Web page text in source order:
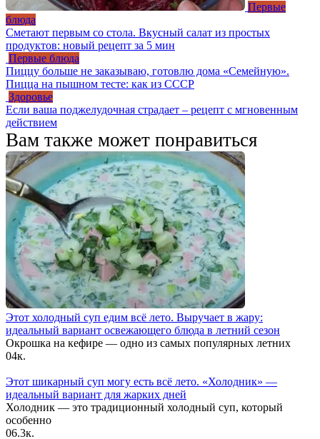
Первые
блюда
Сметают первым со стола. Вкусный салат из простых
продуктов: новый рецепт за 5 мин
Первые блюда
Пиццу больше не заказываю, готовлю дома «Семейную».
Пицца на пышном тесте: как из СССР
Здоровье
Если ваша поджелудочная страдает – рецепт с мгновенным
действием
Вам также может понравиться
Этот холодный суп едим всё лето. Выручает в жару:
идеальный вариант освежающего блюда в летний сезон
Окрошка на кефире — одно из самых популярных летних
04к.
Этот шикарный суп могу есть всё лето. «Холодник» —
идеальный вариант для жарких дней
Холодник — это традиционный холодный суп, который
особенно
06.3к.